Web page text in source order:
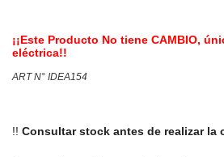
¡¡Este Producto No tiene CAMBIO,
eléctrica!!
ART N° IDEA154
!! Consultar stock antes de realizar la